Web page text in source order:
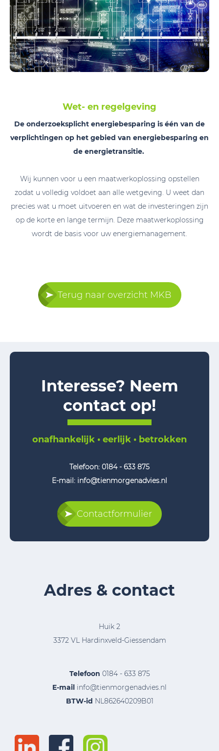
Wet- en regelgeving
De onderzoeksplicht energiebesparing is één van de
verplichtingen op het gebied van energiebesparing en
de energietransitie.
Wij kunnen voor u een maatwerkoplossing opstellen
zodat u volledig voldoet aan alle wetgeving. U weet dan
precies wat u moet uitvoeren en wat de investeringen zijn
op de korte en lange termijn. Deze maatwerkoplossing
wordt de basis voor uw energiemanagement.
Terug naar overzicht MKB
Interesse? Neem
contact op!
onafhankelijk • eerlijk • betrokken
Telefoon: 0184 - 633 875
E-mail: info@tienmorgenadvies.nl
Contactformulier
Adres & contact
Huik 2
3372 VL Hardinxveld-Giessendam
Telefoon 0184 - 633 875
E-mail info@tienmorgenadvies.nl
BTW-id NL862640209B01